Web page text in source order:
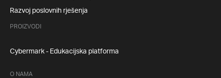
Razvoj poslovnih rješenja
PROIZVODI
Cybermark - Edukacijska platforma
O NAMA